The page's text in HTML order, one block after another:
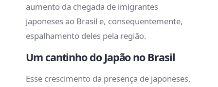
aumento da chegada de imigrantes
japoneses ao Brasil e, consequentemente,
espalhamento deles pela região.
Um cantinho do Japão no Brasil
Esse crescimento da presença de japoneses,